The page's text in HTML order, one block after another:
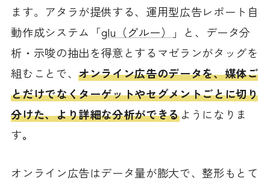
ます。アタラが提供する、運用型広告レポート自
動作成システム「glu（グルー）
」と、データ分
析・示唆の抽出を得意とするマゼランがタッグを
組むことで、オンライン広告のデータを、媒体ご
とだけでなくターゲットやセグメントごとに切り
分けた、より詳細な分析ができるようになりま
す。
オンライン広告はデータ量が膨大で、整形もとて